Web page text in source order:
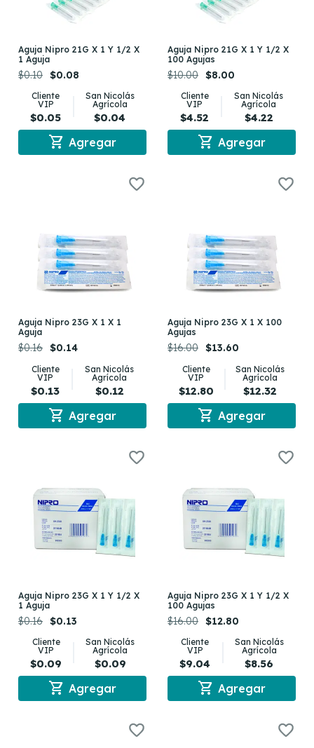
Aguja Nipro 21G X 1 Y 1/2 X
1 Aguja
$0.10 $0.08
Cliente
VIP
$0.05
San Nicolás
Agrícola
$0.04
shopping_cart Agregar
Aguja Nipro 21G X 1 Y 1/2 X
100 Agujas
$10.00 $8.00
Cliente
VIP
$4.52
San Nicolás
Agrícola
$4.22
shopping_cart Agregar
Aguja Nipro 23G X 1 X 1
Aguja
$0.16 $0.14
Cliente
VIP
$0.13
San Nicolás
Agrícola
$0.12
shopping_cart Agregar
Aguja Nipro 23G X 1 X 100
Agujas
$16.00 $13.60
Cliente
VIP
$12.80
San Nicolás
Agrícola
$12.32
shopping_cart Agregar
Aguja Nipro 23G X 1 Y 1/2 X
1 Aguja
$0.16 $0.13
Cliente
VIP
$0.09
San Nicolás
Agrícola
$0.09
shopping_cart Agregar
Aguja Nipro 23G X 1 Y 1/2 X
100 Agujas
$16.00 $12.80
Cliente
VIP
$9.04
San Nicolás
Agrícola
$8.56
shopping_cart Agregar